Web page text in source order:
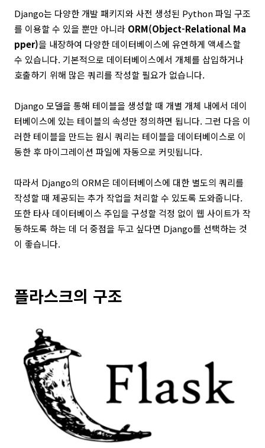
Django는 다양한 개발 패키지와 사전 생성된 Python 파일 구조
를 이용할 수 있을 뿐만 아니라 ORM(Object-Relational Ma
pper)을 내장하여 다양한 데이터베이스에 유연하게 액세스할
수 있습니다. 기본적으로 데이터베이스에서 개체를 삽입하거나
호출하기 위해 많은 쿼리를 작성할 필요가 없습니다.
Django 모델을 통해 테이블을 생성할 때 개별 개체 내에서 데이
터베이스에 있는 테이블의 속성만 정의하면 됩니다. 그런 다음 이
러한 테이블을 만드는 원시 쿼리는 테이블을 데이터베이스로 이
동한 후 마이그레이션 파일에 자동으로 커밋됩니다.
따라서 Django의 ORM은 데이터베이스에 대한 별도의 쿼리를
작성할 때 제공되는 추가 작업을 처리할 수 있도록 도와줍니다.
또한 타사 데이터베이스 주입을 구성할 걱정 없이 웹 사이트가 작
동하도록 하는 데 더 중점을 두고 싶다면 Django를 선택하는 것
이 좋습니다.
플라스크의 구조